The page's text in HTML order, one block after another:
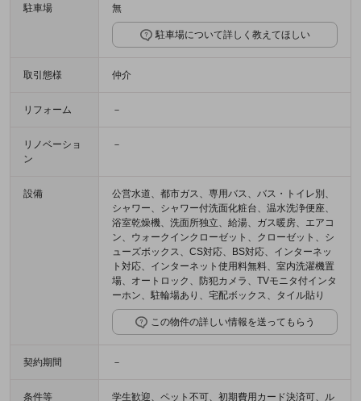
駐車場 無
駐車場について詳しく教えてほしい
取引態様 仲介
リフォーム －
リノベーショ
ン
－
設備
公営水道、都市ガス、専用バス、バス・トイレ別、
シャワー、シャワー付洗面化粧台、温水洗浄便座、
浴室乾燥機、洗面所独立、給湯、ガス暖房、エアコ
ン、ウォークインクローゼット、クローゼット、シ
ューズボックス、CS対応、BS対応、インターネッ
ト対応、インターネット使用料無料、室内洗濯機置
場、オートロック、防犯カメラ、TVモニタ付インタ
ーホン、駐輪場あり、宅配ボックス、タイル貼り
この物件の詳しい情報を送ってもらう
契約期間 －
条件等
学生歓迎、ペット不可、初期費用カード決済可、ル